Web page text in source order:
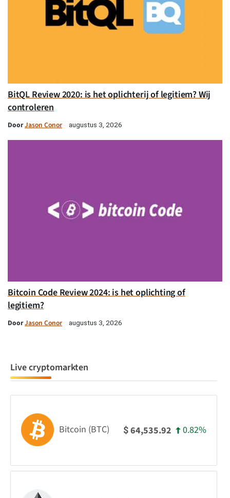
BitQL Review 2020: is het oplichterij of legitiem? Wij
controleren
DoorJason Conor augustus 3, 2026
Bitcoin Code Review 2024: is het oplichting of
legitiem?
DoorJason Conor augustus 3, 2026
Live cryptomarkten
Bitcoin (BTC) $64,535.92 0.82%